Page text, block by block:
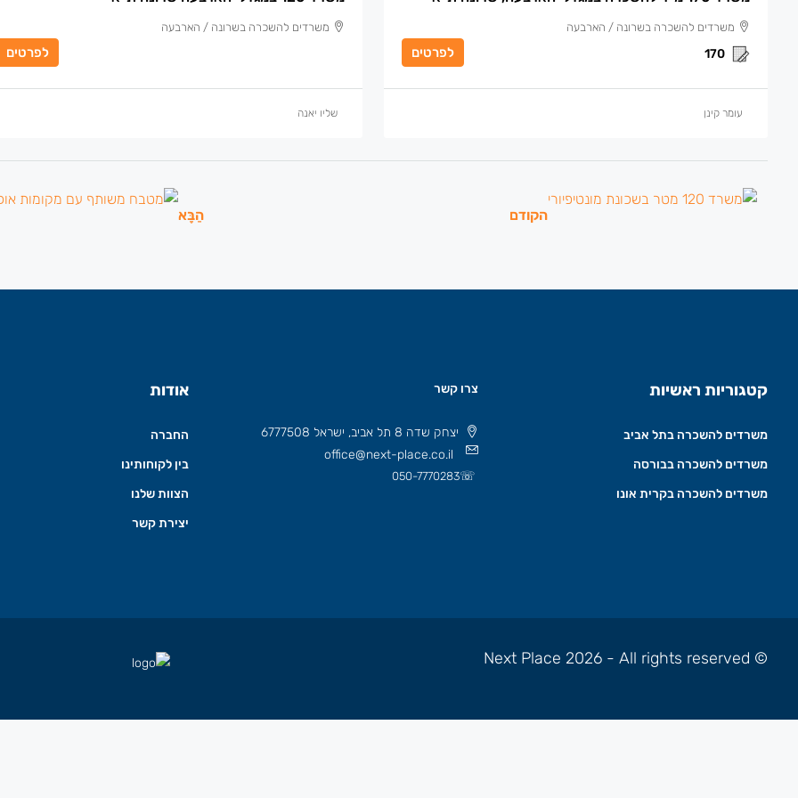
משרדים להשכרה בשרונה / הארבעה
170 לפרטים
עומר קינן
משרדים להשכרה בשרונה / הארבעה
לפרטים
שליו יאנה
הקודם הַבָּא
קטגוריות ראשיות
משרדים להשכרה בתל אביב
משרדים להשכרה בבורסה
משרדים להשכרה בקרית אונו
צרו קשר
יצחק שדה 8 תל אביב, ישראל 6777508
office@next-place.co.il
☏
050-7770283
אודות
החברה
בין לקוחותינו
הצוות שלנו
יצירת קשר
© Next Place 2026 - All rights reserved